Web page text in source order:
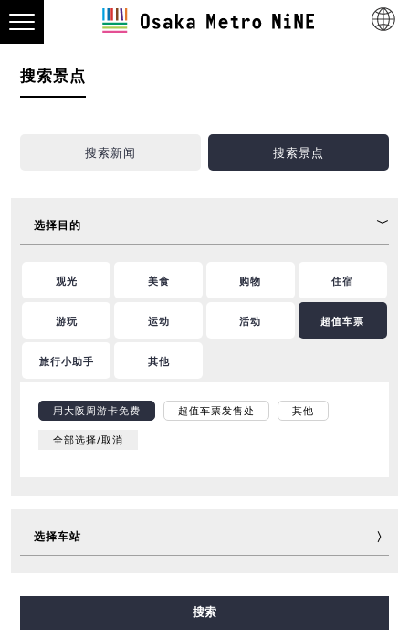
搜索景点
搜索新闻 搜索景点
选择目的
观光 美食 购物 住宿
游玩 运动 活动 超值车票
旅行小助手 其他
用大阪周游卡免费 超值车票发售处 其他
全部选择/取消
选择车站
搜索